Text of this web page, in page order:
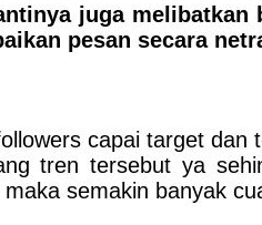
juga
pesan secara
capai target dan
tren tersebut ya
semakin banyak